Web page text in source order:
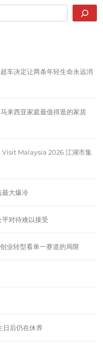
车决定让两条年轻生命永远消
来西亚家庭最值得逛的家居
Malaysia 2026 江湖市集
大爆冷
对待难以接受
业转型看单一赛道的局限
日后仍在休养